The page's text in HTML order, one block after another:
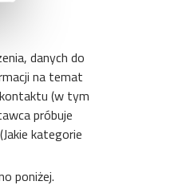
danych do
na temat
(w tym
próbuje
kategorie
poniżej.